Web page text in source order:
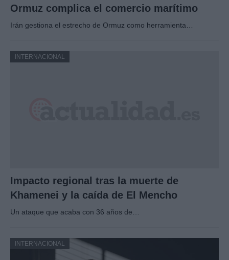
Ormuz complica el comercio marítimo
Irán gestiona el estrecho de Ormuz como herramienta…
INTERNACIONAL
Impacto regional tras la muerte de
Khamenei y la caída de El Mencho
Un ataque que acaba con 36 años de…
INTERNACIONAL